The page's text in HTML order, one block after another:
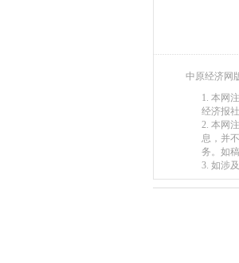
中原经济网
1. 本网
经济报
2. 本网
息，并
务。如
3. 如涉